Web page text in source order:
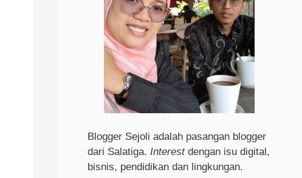
Blogger Sejoli adalah pasangan blogger
dari Salatiga. Interestdengan isu digital,
bisnis, pendidikan dan lingkungan.